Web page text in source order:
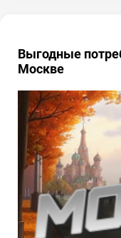
Выгодные
Москве